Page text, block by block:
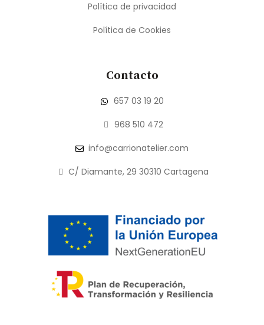
Política de privacidad
Política de Cookies
Contacto
657 03 19 20
968 510 472
info@carrionatelier.com
C/ Diamante, 29 30310 Cartagena